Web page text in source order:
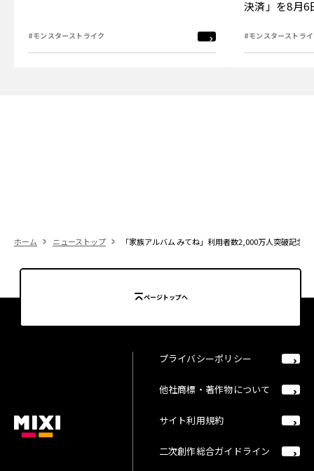
#モンスターストライク
決済」を8月6
#モンスターストラ
ホーム ニューストップ 「家族アルバム みてね」利用者数2,000万人突破記念
ページトップへ
プライバシーポリシー
他社商標・著作物について
サイト利用規約
二次創作総合ガイドライン